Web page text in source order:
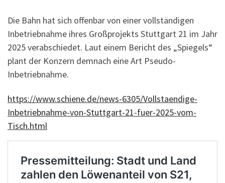
Die Bahn hat sich offenbar von einer vollständigen
Inbetriebnahme ihres Großprojekts Stuttgart 21 im Jahr
2025 verabschiedet. Laut einem Bericht des „Spiegels“
plant der Konzern demnach eine Art Pseudo-
Inbetriebnahme.
https://www.schiene.de/news-6305/Vollstaendige-
Inbetriebnahme-von-Stuttgart-21-fuer-2025-vom-
Tisch.html